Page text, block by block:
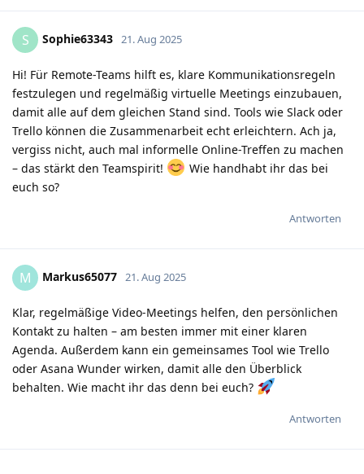
S Sophie63343 21. Aug 2025
Hi! Für Remote-Teams hilft es, klare Kommunikationsregeln
festzulegen und regelmäßig virtuelle Meetings einzubauen,
damit alle auf dem gleichen Stand sind. Tools wie Slack oder
Trello können die Zusammenarbeit echt erleichtern. Ach ja,
vergiss nicht, auch mal informelle Online-Treffen zu machen
– das stärkt den Teamspirit!
Wie handhabt ihr das bei
euch so?
Antworten
M Markus65077 21. Aug 2025
Klar, regelmäßige Video-Meetings helfen, den persönlichen
Kontakt zu halten – am besten immer mit einer klaren
Agenda. Außerdem kann ein gemeinsames Tool wie Trello
oder Asana Wunder wirken, damit alle den Überblick
behalten. Wie macht ihr das denn bei euch?
Antworten